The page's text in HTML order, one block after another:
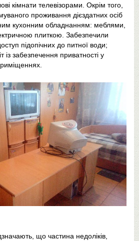
кімнати телевізорами. Окрім того,
проживання дієздатних осіб
кухонним обладнанням: меблями,
плиткою. Забезпечили
підопічних до питної води;
із забезпечення приватності у
що частина недоліків,